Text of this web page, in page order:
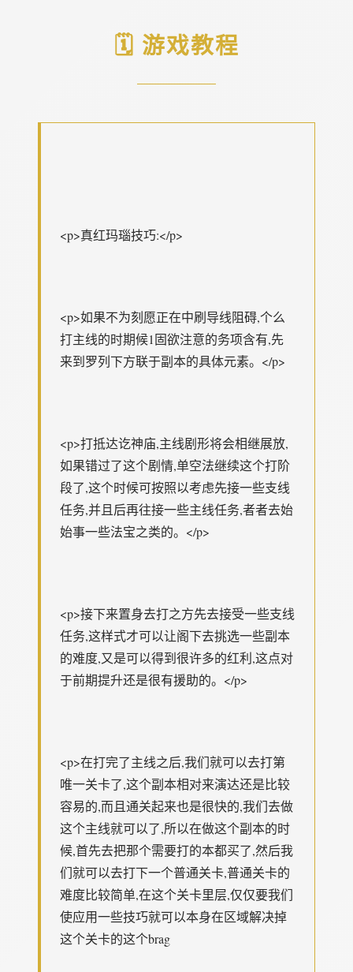
🗓️ 游戏教程
<p>真红玛瑙技巧:</p>
<p>如果不为刻愿正在中刷导线阻碍,个么
打主线的时期候1固欲注意的务项含有,先
来到罗列下方联于副本的具体元素。</p>
<p>打抵达讫神庙,主线剧形将会相继展放,
如果错过了这个剧情,单空法继续这个打阶
段了,这个时候可按照以考虑先接一些支线
任务,并且后再往接一些主线任务,者者去始
始事一些法宝之类的。</p>
<p>接下来置身去打之方先去接受一些支线
任务,这样式才可以让阁下去挑选一些副本
的难度,又是可以得到很许多的红利,这点对
于前期提升还是很有援助的。</p>
<p>在打完了主线之后,我们就可以去打第
唯一关卡了,这个副本相对来演达还是比较
容易的,而且通关起来也是很快的,我们去做
这个主线就可以了,所以在做这个副本的时
候,首先去把那个需要打的本都买了,然后我
们就可以去打下一个普通关卡,普通关卡的
难度比较简单,在这个关卡里层,仅仅要我们
使应用一些技巧就可以本身在区域解决掉
这个关卡的这个brag